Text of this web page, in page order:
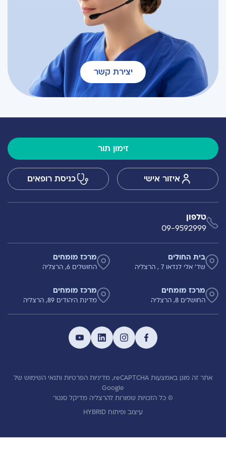
יצירת קשר
זימון תור
איזור אישי כניסת רופאים
טלפון
09-9592999
בית החולים
שד' אלי לנדאו 7 , הרצליה
מרכז מומחים
החושלים 6, הרצליה
מרכז מומחים
החושלים 8, הרצליה
מרכז מומחים
מדינת היהודים 89, הרצליה
אתר זה מוגן באמצעות reCAPTCHA, מדיניות הפרטיות ותנאי השימוש של
Google
© כל הזכויות שמורות להרצליה מדיקל סנטר
עיצוב ופיתוח HYBRID